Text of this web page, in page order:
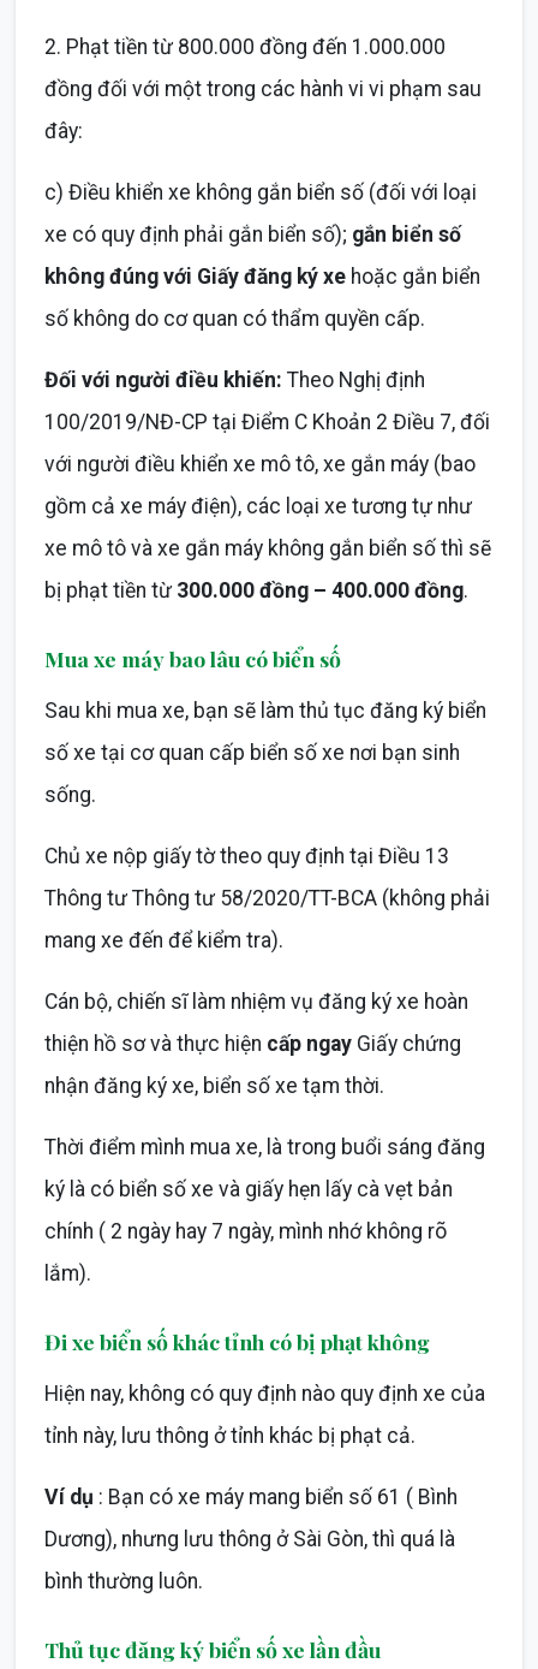
2. Phạt tiền từ 800.000 đồng đến 1.000.000
đồng đối với một trong các hành vi vi phạm sau
đây:
c) Điều khiển xe không gắn biển số (đối với loại
xe có quy định phải gắn biển số); gắn biển số
không đúng với Giấy đăng ký xe hoặc gắn biển
số không do cơ quan có thẩm quyền cấp.
Đối với người điều khiến: Theo Nghị định
100/2019/NĐ-CP tại Điểm C Khoản 2 Điều 7, đối
với người điều khiển xe mô tô, xe gắn máy (bao
gồm cả xe máy điện), các loại xe tương tự như
xe mô tô và xe gắn máy không gắn biển số thì sẽ
bị phạt tiền từ 300.000 đồng – 400.000 đồng.
Mua xe máy bao lâu có biển số
Sau khi mua xe, bạn sẽ làm thủ tục đăng ký biển
số xe tại cơ quan cấp biển số xe nơi bạn sinh
sống.
Chủ xe nộp giấy tờ theo quy định tại Điều 13
Thông tư Thông tư 58/2020/TT-BCA (không phải
mang xe đến để kiểm tra).
Cán bộ, chiến sĩ làm nhiệm vụ đăng ký xe hoàn
thiện hồ sơ và thực hiện cấp ngay Giấy chứng
nhận đăng ký xe, biển số xe tạm thời.
Thời điểm mình mua xe, là trong buổi sáng đăng
ký là có biển số xe và giấy hẹn lấy cà vẹt bản
chính ( 2 ngày hay 7 ngày, mình nhớ không rõ
lắm).
Đi xe biển số khác tỉnh có bị phạt không
Hiện nay, không có quy định nào quy định xe của
tỉnh này, lưu thông ở tỉnh khác bị phạt cả.
Ví dụ : Bạn có xe máy mang biển số 61 ( Bình
Dương), nhưng lưu thông ở Sài Gòn, thì quá là
bình thường luôn.
Thủ tục đăng ký biển số xe lần đầu